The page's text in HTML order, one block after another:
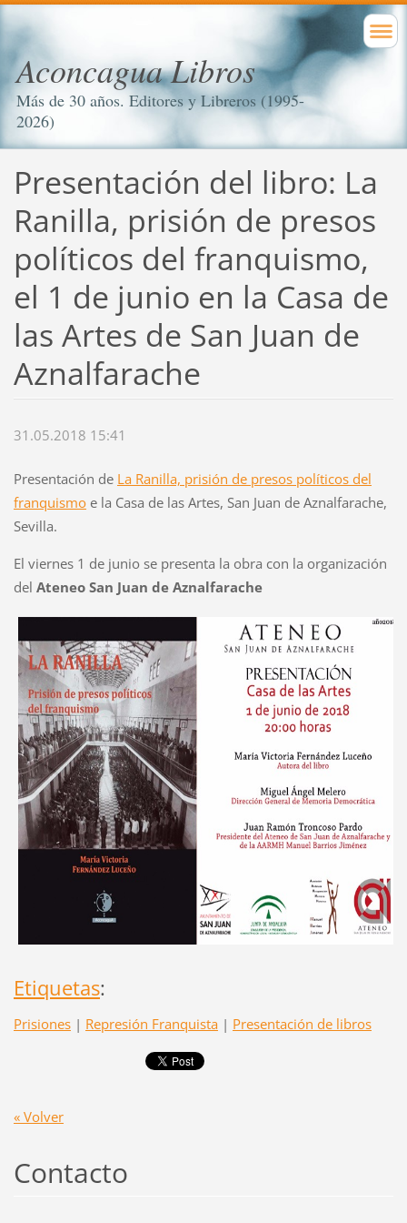
Aconcagua Libros
Más de 30 años. Editores y Libreros (1995-
2026)
Presentación del libro: La
Ranilla, prisión de presos
políticos del franquismo,
el 1 de junio en la Casa de
las Artes de San Juan de
Aznalfarache
31.05.2018 15:41
Presentación de La Ranilla, prisión de presos políticos del
franquismoe la Casa de las Artes, San Juan de Aznalfarache,
Sevilla.
El viernes 1 de junio se presenta la obra con la organización
del Ateneo San Juan de Aznalfarache
Etiquetas:
Prisiones | Represión Franquista | Presentación de libros
« Volver
Contacto